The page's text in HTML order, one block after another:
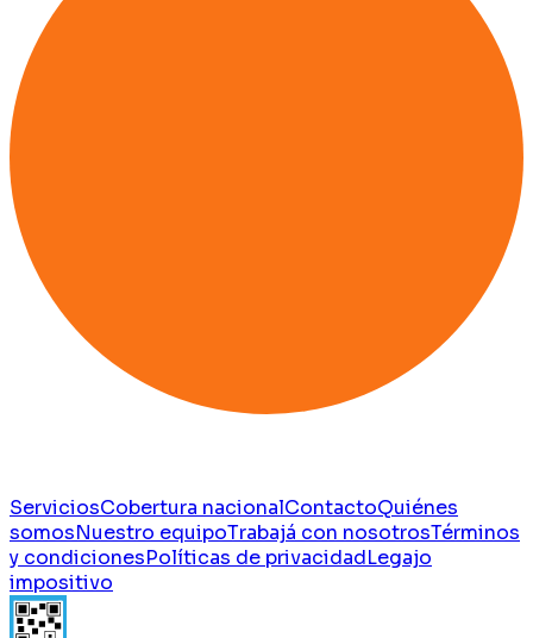
ServiciosCobertura nacionalContactoQuiénes
somosNuestro equipoTrabajá con nosotrosTérminos
y condicionesPolíticas de privacidadLegajo
impositivo